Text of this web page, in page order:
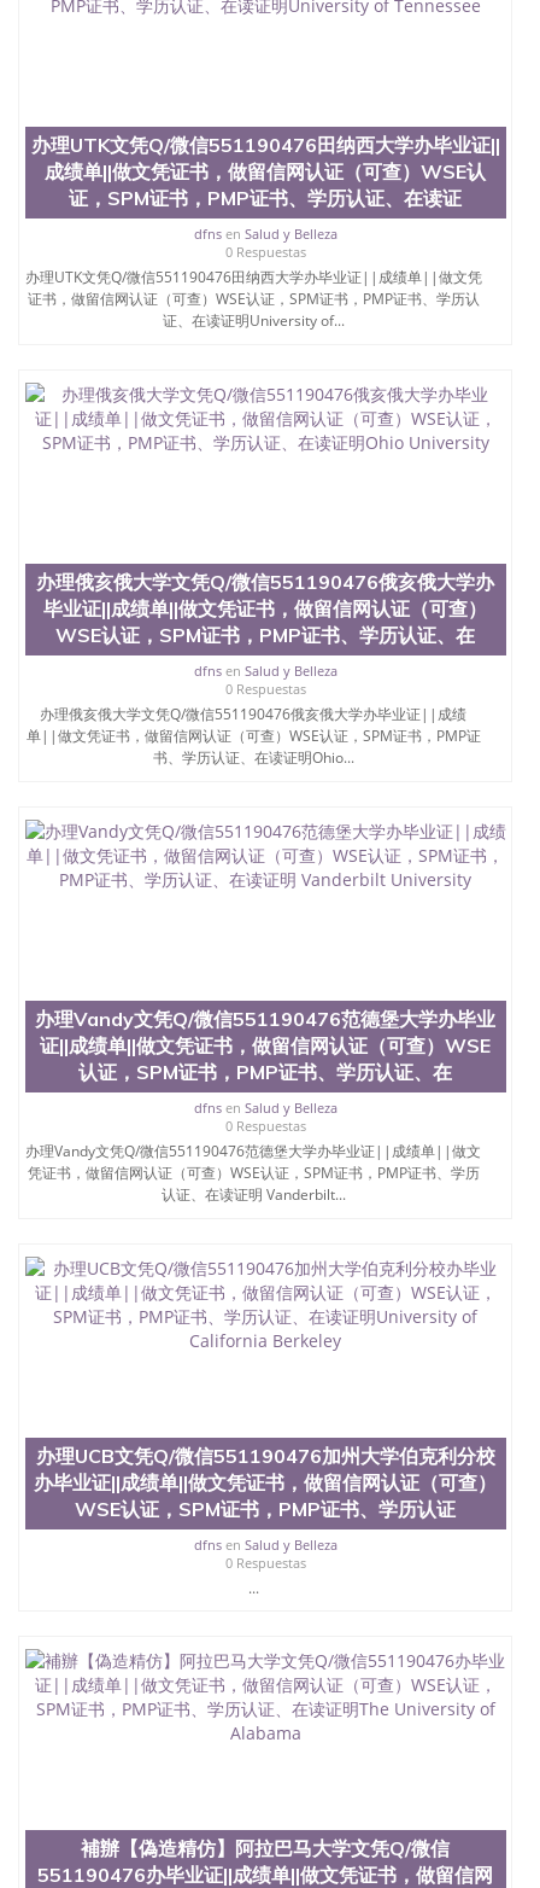
银，LOGO烫金烫银复合重叠。 文字图案浮雕，激光
业证，录取通知书，在读证明等相关材料）的版本更
新信息， 能够在时间掌握的海外学历文凭的样版，尺
寸大小，纸张材质，防伪技术等等，并在时间收集到
原版实物，以求达到客户的需求。 我们的优势： 我
们在保证合理定价的同时，坚持较高性价比，通过品
质和效率不断优化，为您倾情诠释什么是高性价比。
咨询顾问：Sam q/微信:551190476 Q/微
信:551190476办理毕业证成绩单、教育部认证,录取通
知书，雅思，留学回国证明.
文凭、假文凭假毕业证假学历书制作、假制作、办
理、仿制学位证书、毕业证文凭、文凭毕业证、毕业
证认证、留服认证、使馆认证、使馆证明、使馆留学
University）圣何塞州立大学毕业证（San Jose State
University）圣何塞州立大学毕业证（San Jose State
University）圣何塞州立大学成绩单（San Jose State
University）圣何塞州立大学成绩单（ San Jose State
University）圣何塞州立大学成绩单（San Jose State
University）成绩单圣何塞州立大学文凭（San Jose
State University）圣何塞州立大学（San Jose State
University）圣何塞州立大学（San Jose State
University）圣何塞州立大学（ San Jose State
University）圣何塞州立大学文凭（San Jose State
University）文凭圣何塞州立大学文凭（San Jose
State University）圣何塞州立大学学历（ San Jose
University）圣何塞州立大学（San Jose State
University）圣何塞州立大学（San Jose State
University）圣何塞州立大学学位证（San Jose State
University）圣何塞州立大学学位证（San Jose State
University）圣何塞州立大学学位证（San Jose State
University）圣何塞州立大学（San Jose State
University）圣何塞州立大学（San Jose State
University）圣何塞州立大学（San Jose State
University）圣何塞州立大学（San Jose State
University）圣何塞州立大学结业证（San Jose State
University）圣何塞州立大学结业证（San Jose State
University）圣何塞州立大学结业证（San Jose State
University）圣何塞州立大学学位证（San Jose State
University）圣何塞州立大学学位证（San Jose State
（San Jose State University）澳洲读书未毕业找人做
文凭学位qq微信551190476澳洲读CQU中央昆士兰大
学学历 绩单购买学位证书/澳洲读本科硕士做文凭/购
买澳洲大学毕业证成绩单假文凭学历
offieUniversityofSouthernQueensland 澳洲读书未毕
业找人做文凭学位qq微信551190476澳洲读CQU中央
证||成绩单||做文凭证书，做留信网认证（可查）WSE
认证，SPM证书，PMP证书、学历认证、在读证明
Wake Forest University
办理UTK文凭Q/微信551190476田纳西大学办毕业证||
成绩单||做文凭证书，做留信网认证（可查）WSE认
证，SPM证书，PMP证书、学历认证、在读证
dfnsen Salud y Belleza
0 Respuestas
办理UTK文凭Q/微信551190476田纳西大学办毕业证||成绩单||做文凭
证书，做留信网认证（可查）WSE认证，SPM证书，PMP证书、学历认
证、在读证明University of...
办理俄亥俄大学文凭Q/微信551190476俄亥俄大学办
毕业证||成绩单||做文凭证书，做留信网认证（可查）
WSE认证，SPM证书，PMP证书、学历认证、在
dfnsen Salud y Belleza
0 Respuestas
办理俄亥俄大学文凭Q/微信551190476俄亥俄大学办毕业证||成绩
单||做文凭证书，做留信网认证（可查）WSE认证，SPM证书，PMP证
书、学历认证、在读证明Ohio...
办理Vandy文凭Q/微信551190476范德堡大学办毕业
证||成绩单||做文凭证书，做留信网认证（可查）WSE
认证，SPM证书，PMP证书、学历认证、在
dfnsen Salud y Belleza
0 Respuestas
办理Vandy文凭Q/微信551190476范德堡大学办毕业证||成绩单||做文
凭证书，做留信网认证（可查）WSE认证，SPM证书，PMP证书、学历
认证、在读证明 Vanderbilt...
办理UCB文凭Q/微信551190476加州大学伯克利分校
办毕业证||成绩单||做文凭证书，做留信网认证（可查）
WSE认证，SPM证书，PMP证书、学历认证
dfnsen Salud y Belleza
0 Respuestas
...
補辦【偽造精仿】阿拉巴马大学文凭Q/微信
551190476办毕业证||成绩单||做文凭证书，做留信网